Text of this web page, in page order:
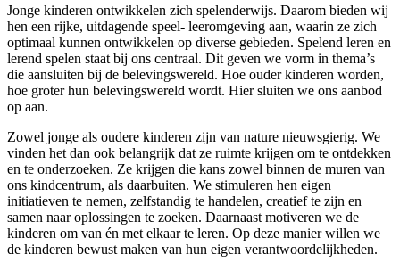
Jonge kinderen ontwikkelen zich spelenderwijs. Daarom bieden wij
hen een rijke, uitdagende speel- leeromgeving aan, waarin ze zich
optimaal kunnen ontwikkelen op diverse gebieden. Spelend leren en
lerend spelen staat bij ons centraal. Dit geven we vorm in thema’s
die aansluiten bij de belevingswereld. Hoe ouder kinderen worden,
hoe groter hun belevingswereld wordt. Hier sluiten we ons aanbod
op aan.
Zowel jonge als oudere kinderen zijn van nature nieuwsgierig. We
vinden het dan ook belangrijk dat ze ruimte krijgen om te ontdekken
en te onderzoeken. Ze krijgen die kans zowel binnen de muren van
ons kindcentrum, als daarbuiten. We stimuleren hen eigen
initiatieven te nemen, zelfstandig te handelen, creatief te zijn en
samen naar oplossingen te zoeken. Daarnaast motiveren we de
kinderen om van én met elkaar te leren. Op deze manier willen we
de kinderen bewust maken van hun eigen verantwoordelijkheden.